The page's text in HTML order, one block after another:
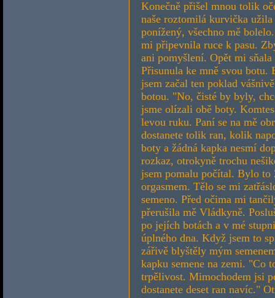
Konečně přišel mnou tolik
naše roztomilá kurvička
ponížený, všechno mě
mi připevnila ruce k pasu.
ani pomyšlení. Opět mi
Přisunula ke mně svou botu.
jsem začal ten poklad
botou. "No, čisté by byly,
jsme olízali obě boty.
levou ruku. Paní se na mě
dostanete tolik ran, kolik
boty a žádná kapka nesmí
rozkaz, otrokyně trochu
jsem pomalu počítal. Bylo
orgasmem. Tělo se mi
semeno. Před očima mi
přerušila mě Vládkyně.
po jejích botách a v mé
úplného dna. Když jsem to
zářivě blyštěly mým
kapku semene na zemi. "Co
trpělivost. Mimochodem jsi
dostanete deset ran navíc."